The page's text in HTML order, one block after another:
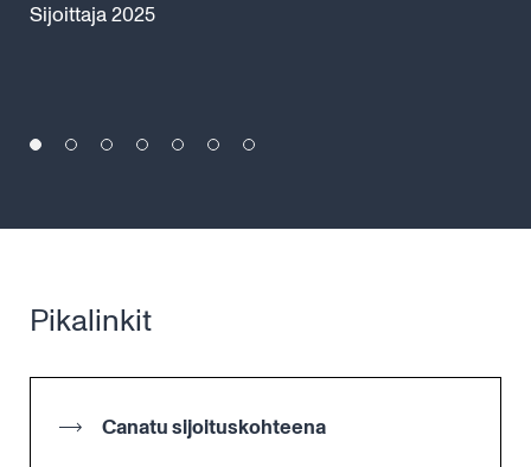
Sijoittaja 2025
Pikalinkit
Canatu sijoituskohteena